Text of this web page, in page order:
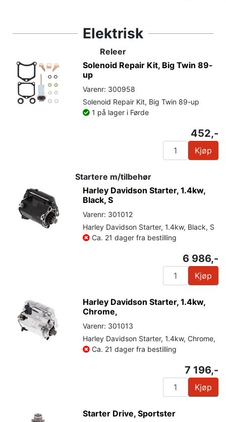
Elektrisk
Releer
Solenoid Repair Kit, Big Twin 89-
up
Varenr: 300958
Solenoid Repair Kit, Big Twin 89-up
1 på lager i Førde
452,-
Kjøp
Startere m/tilbehør
Harley Davidson Starter, 1.4kw,
Black, S
Varenr: 301012
Harley Davidson Starter, 1.4kw, Black, S
Ca. 21 dager fra bestilling
6 986,-
Kjøp
Harley Davidson Starter, 1.4kw,
Chrome,
Varenr: 301013
Harley Davidson Starter, 1.4kw, Chrome,
Ca. 21 dager fra bestilling
7 196,-
Kjøp
Starter Drive, Sportster